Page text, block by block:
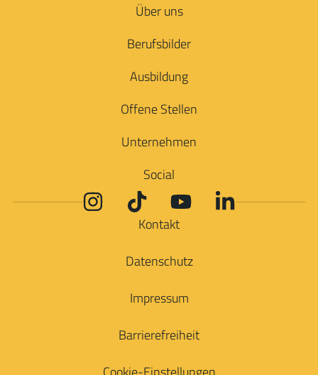
Über uns
Berufsbilder
Ausbildung
Offene Stellen
Unternehmen
Social
Kontakt
Datenschutz
Impressum
Barrierefreiheit